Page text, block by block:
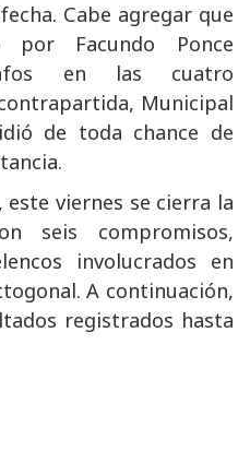
Cabe agregar que
por Facundo Ponce
en las cuatro
Municipal
de toda chance de
viernes se cierra la
seis compromisos,
involucrados en
A continuación,
registrados hasta